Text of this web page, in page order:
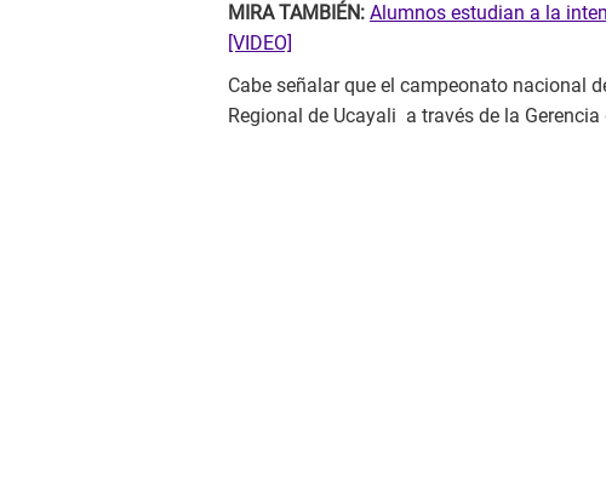
MIRA TAMBIÉN: Alumnos estudian a la
[VIDEO]
Cabe señalar que el campeonato nacional
Regional de Ucayali a través de la